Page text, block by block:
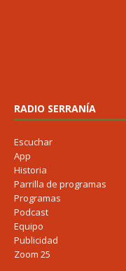
RADIO SERRANÍA
Escuchar
App
Historia
Parrilla de programas
Programas
Podcast
Equipo
Publicidad
Zoom 25